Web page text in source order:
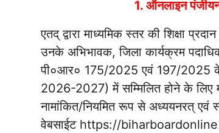
1. ऑनलाइन
एतद् द्वारा माध्यमिक स्तर की शिक्षा
उनके अभिभावक, जिला कार्यक्रम
पी०आर० 175/2025 एवं 197/2025 के
2026-2027) में सम्मिलित होने के लिए
नामांकित/नियमित रूप से अध्ययनरत्
वेबसाईट https://